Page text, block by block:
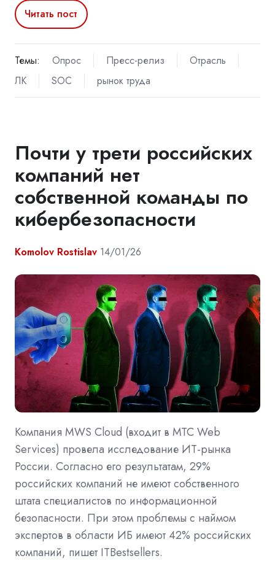
Читать пост
Темы: Опрос Пресс-релиз
Отрасль
ЛК
SOC рынок труда
Почти у трети российских
компаний нет
собственной команды по
кибербезопасности
Komolov Rostislav 14/01/26
Компания MWS Cloud (входит в МТС Web
Services) провела исследование ИТ-рынка
России. Согласно его результатам, 29%
российских компаний не имеют собственного
штата специалистов по информационной
безопасности. При этом проблемы с наймом
экспертов в области ИБ имеют 42% российских
компаний, пишет ITBestsellers.